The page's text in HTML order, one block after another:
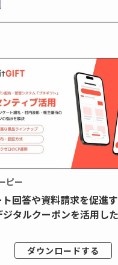
ピー
ト回答や資料請求を促進
タルクーポンを活用し
ダウンロードする